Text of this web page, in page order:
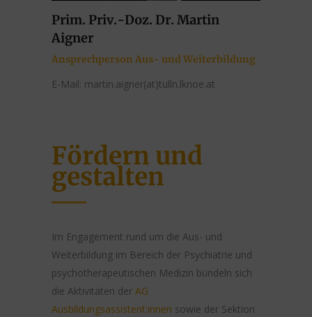
Prim. Priv.-Doz. Dr. Martin
Aigner
Ansprechperson Aus- und Weiterbildung
E-Mail: martin.aigner(at)tulln.lknoe.at
Fördern und
gestalten
Im Engagement rund um die Aus- und
Weiterbildung im Bereich der Psychiatrie und
psychotherapeutischen Medizin bündeln sich
die Aktivitäten der AG
Ausbildungsassistent:innen sowie der Sektion